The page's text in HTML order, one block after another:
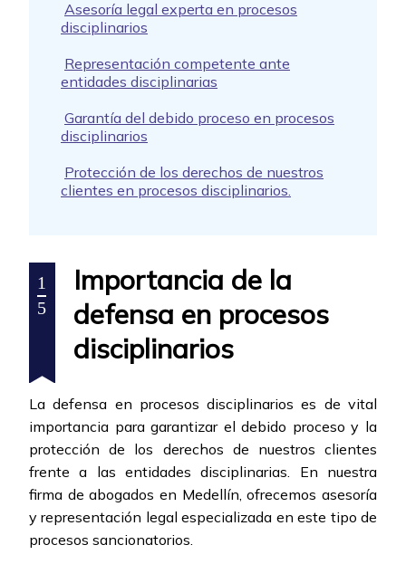
Asesoría legal experta en procesos
disciplinarios
Representación competente ante
entidades disciplinarias
Garantía del debido proceso en procesos
disciplinarios
Protección de los derechos de nuestros
clientes en procesos disciplinarios.
1
5
Importancia de la
defensa en procesos
disciplinarios
La defensa en procesos disciplinarios es de vital
importancia para garantizar el debido proceso y la
protección de los derechos de nuestros clientes
frente a las entidades disciplinarias. En nuestra
firma de abogados en Medellín, ofrecemos asesoría
y representación legal especializada en este tipo de
procesos sancionatorios.